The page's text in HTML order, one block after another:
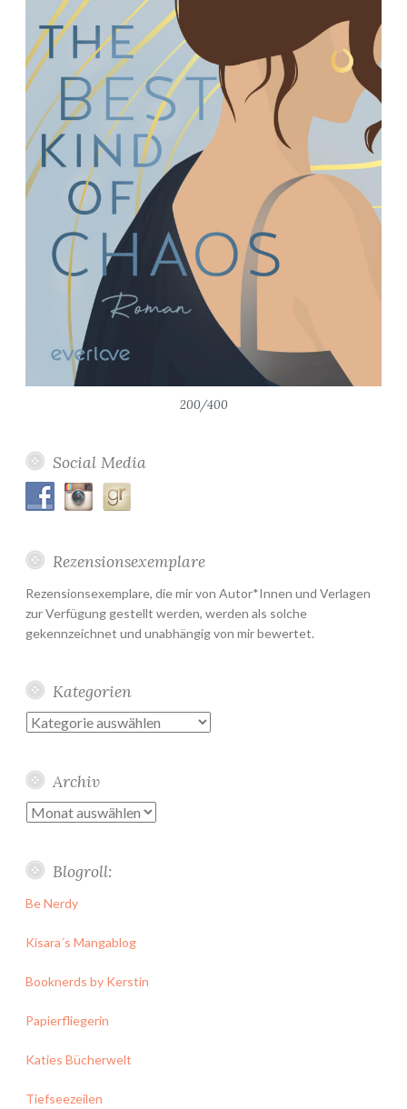
200/400
Social Media
Rezensionsexemplare
Rezensionsexemplare, die mir von Autor*Innen und Verlagen
zur Verfügung gestellt werden, werden als solche
gekennzeichnet und unabhängig von mir bewertet.
Kategorien
Kategorien
Archiv
Archiv
Blogroll:
Be Nerdy
Kisara´s Mangablog
Booknerds by Kerstin
Papierfliegerin
Katies Bücherwelt
Tiefseezeilen